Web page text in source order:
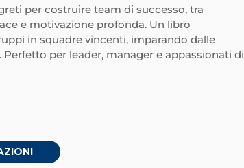
per costruire team di successo, tra
e motivazione profonda. Un libro
in squadre vincenti, imparando dalle
Perfetto per leader, manager e appassionati di